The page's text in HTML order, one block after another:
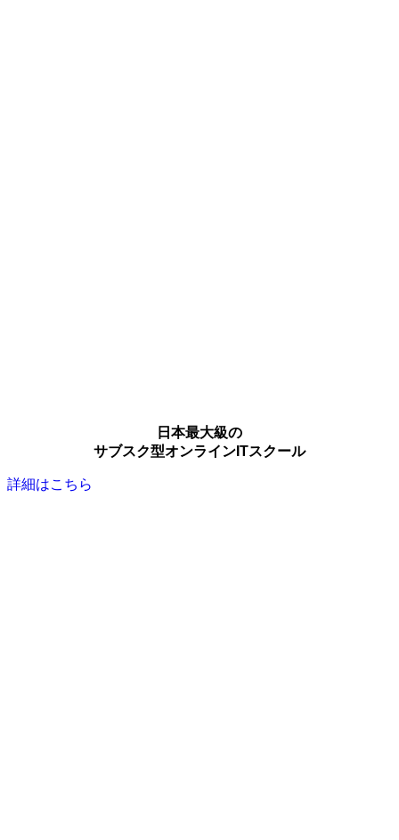
日本最大級の
サブスク型オンラインITスクール
詳細はこちら